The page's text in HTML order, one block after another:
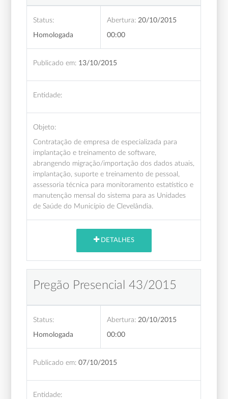
Status:
Homologada
Abertura: 20/10/2015
00:00
Publicado em: 13/10/2015
Entidade:
Objeto:
Contratação de empresa de especializada para
implantação e treinamento de software,
abrangendo migração/importação dos dados atuais,
implantação, suporte e treinamento de pessoal,
assessoria técnica para monitoramento estatístico e
manutenção mensal do sistema para as Unidades
de Saúde do Município de Clevelândia.
DETALHES
Pregão Presencial 43/2015
Status:
Homologada
Abertura: 20/10/2015
00:00
Publicado em: 07/10/2015
Entidade: